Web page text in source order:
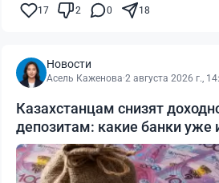
17 2 0 18
Новости
Асель Каженова·2 августа 2026 г.,
Казахстанцам снизят
депозитам: какие банки уже